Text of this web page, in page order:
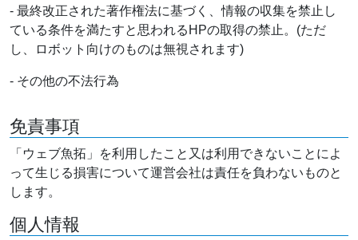
- 最終改正された著作権法に基づく、情報の収集を禁止し
ている条件を満たすと思われるHPの取得の禁止。(ただ
し、ロボット向けのものは無視されます)
- その他の不法行為
免責事項
「ウェブ魚拓」を利用したこと又は利用できないことによ
って生じる損害について運営会社は責任を負わないものと
します。
個人情報